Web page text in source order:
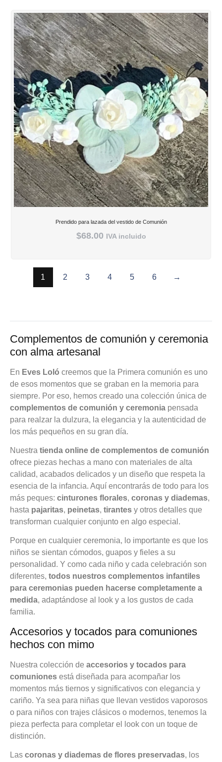
Prendido para lazada del vestido de Comunión
$68.00 IVA incluido
1 2 3 4 5 6 →
Complementos de comunión y ceremonia
con alma artesanal
En Eves Loló creemos que la Primera comunión es uno
de esos momentos que se graban en la memoria para
siempre. Por eso, hemos creado una colección única de
complementos de comunión y ceremonia pensada
para realzar la dulzura, la elegancia y la autenticidad de
los más pequeños en su gran día.
Nuestra tienda online de complementos de comunión
ofrece piezas hechas a mano con materiales de alta
calidad, acabados delicados y un diseño que respeta la
esencia de la infancia. Aquí encontrarás de todo para los
más peques: cinturones florales, coronas y diademas,
hasta pajaritas, peinetas, tirantes y otros detalles que
transforman cualquier conjunto en algo especial.
Porque en cualquier ceremonia, lo importante es que los
niños se sientan cómodos, guapos y fieles a su
personalidad. Y como cada niño y cada celebración son
diferentes, todos nuestros complementos infantiles
para ceremonias pueden hacerse completamente a
medida, adaptándose al look y a los gustos de cada
familia.
Accesorios y tocados para comuniones
hechos con mimo
Nuestra colección de accesorios y tocados para
comuniones está diseñada para acompañar los
momentos más tiernos y significativos con elegancia y
cariño. Ya sea para niñas que llevan vestidos vaporosos
o para niños con trajes clásicos o modernos, tenemos la
pieza perfecta para completar el look con un toque de
distinción.
Las coronas y diademas de flores preservadas, los